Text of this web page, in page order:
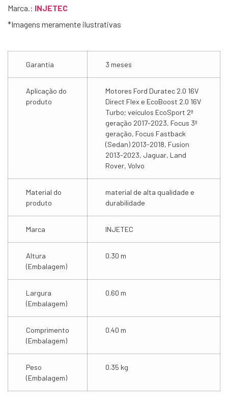
Marca.: INJETEC
*Imagens meramente ilustrativas
Garantia 3 meses
Aplicação do
produto
Motores Ford Duratec 2.0 16V
Direct Flex e EcoBoost 2.0 16V
Turbo; veículos EcoSport 2ª
geração 2017-2023, Focus 3ª
geração, Focus Fastback
(Sedan) 2013-2018, Fusion
2013-2023, Jaguar, Land
Rover, Volvo
Material do
produto
material de alta qualidade e
durabilidade
Marca INJETEC
Altura
(Embalagem)
0.30 m
Largura
(Embalagem)
0.60 m
Comprimento
(Embalagem)
0.40 m
Peso
(Embalagem)
0.35 kg